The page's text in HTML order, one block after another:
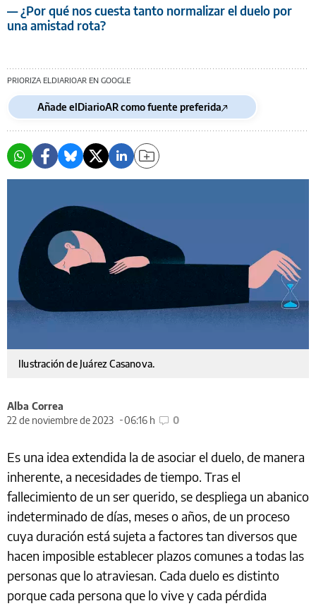
— ¿Por qué nos cuesta tanto normalizar el duelo por
una amistad rota?
PRIORIZA ELDIARIOAR EN GOOGLE
Añade elDiarioAR como fuente preferida
Ilustración de Juárez Casanova.
Alba Correa
22 de noviembre de 2023
06:16 h 0
Es una idea extendida la de asociar el duelo, de manera
inherente, a necesidades de tiempo. Tras el
fallecimiento de un ser querido, se despliega un abanico
indeterminado de días, meses o años, de un proceso
cuya duración está sujeta a factores tan diversos que
hacen imposible establecer plazos comunes a todas las
personas que lo atraviesan. Cada duelo es distinto
porque cada persona que lo vive y cada pérdida